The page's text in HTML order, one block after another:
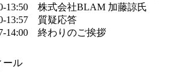
13:50　株式会社BLAM 加藤諒氏
13:57　質疑応答
14:00　終わりのご挨拶
ール